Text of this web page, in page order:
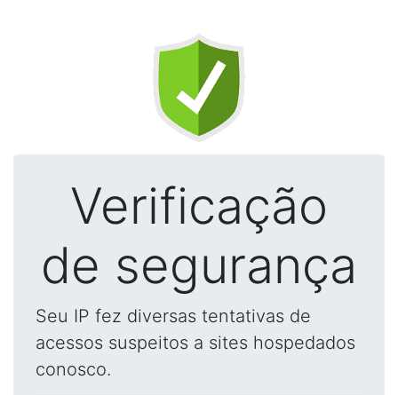
Verificação
de segurança
Seu IP fez diversas tentativas de
acessos suspeitos a sites hospedados
conosco.